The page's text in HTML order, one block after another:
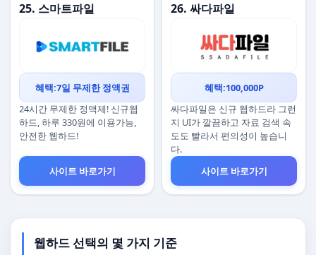
25. 스마트파일
혜택:7일 무제한 정액권
24시간 무제한 정액제! 신규웹
하드, 하루 330원에 이용가능,
안전한 웹하드!
사이트 바로가기
26. 싸다파일
혜택:100,000P
싸다파일은 신규 웹하드라 그런
지 UI가 깔끔하고 자료 검색 속
도도 빨라서 편의성이 높습니
다.
사이트 바로가기
웹하드 선택의 몇 가지 기준